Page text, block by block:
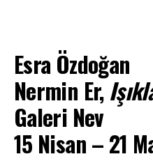
Esra Özdoğan
Nermin Er,
Galeri Nev
15 Nisan – 21